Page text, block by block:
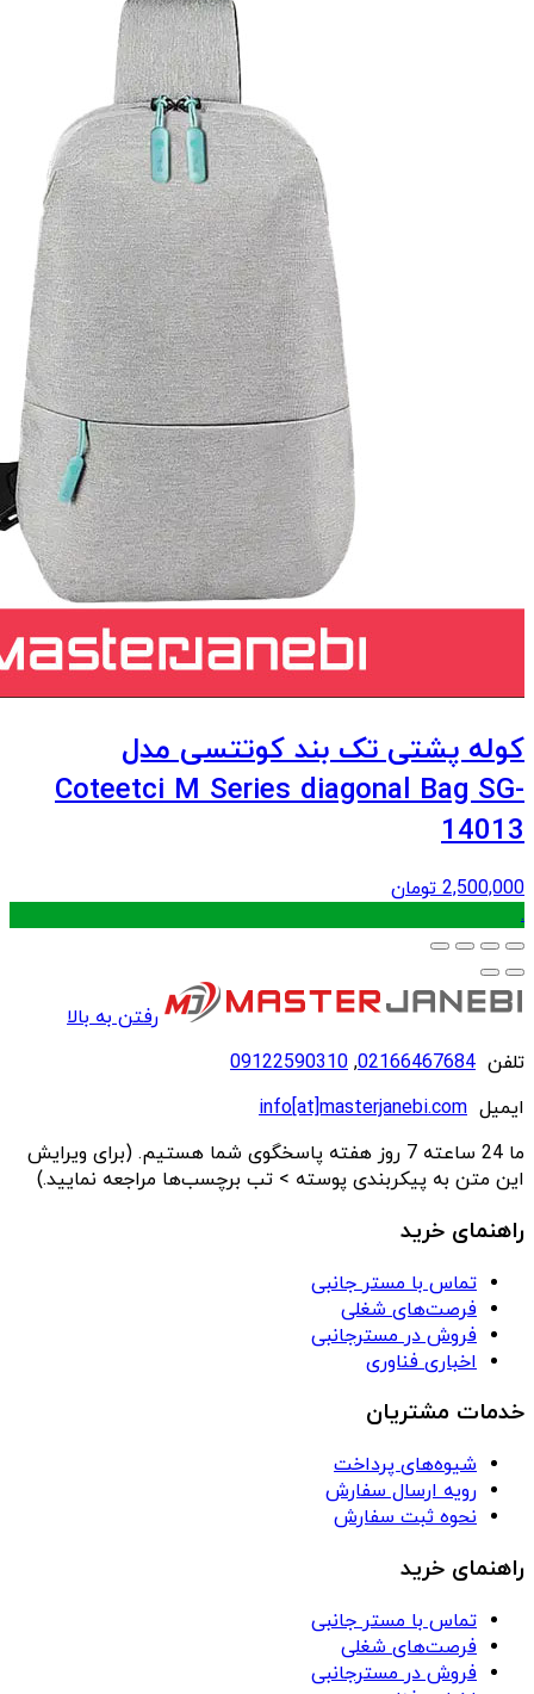
کوله پشتی تک بند کوتتسی مدل
Coteetci M Series diagonal Bag SG-
14013
2,500,000 تومان
.
رفتن به بالا
تلفن 02166467684
,
09122590310
ایمیل info[at]masterjanebi.com
ما 24 ساعته 7 روز هفته پاسخگوی شما هستیم. (برای ویرایش
این متن به پیکربندی پوسته > تب برچسب‌ها مراجعه نمایید.)
راهنمای خرید
تماس با مستر جانبی
فرصت‌های شغلی
فروش در مسترجانبی
اخباری فناوری
خدمات مشتریان
شیوه‌های پرداخت
رویه ارسال سفارش
نحوه ثبت سفارش
راهنمای خرید
تماس با مستر جانبی
فرصت‌های شغلی
فروش در مسترجانبی